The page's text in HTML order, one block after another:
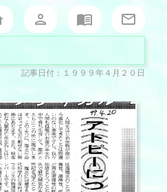
記事日付：１９９９年４月２０日